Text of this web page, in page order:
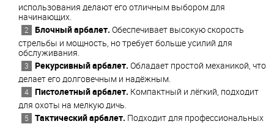
использования делают его отличным выбором для
начинающих.
Блочный арбалет. Обеспечивает высокую скорость
стрельбы и мощность, но требует больше усилий для
обслуживания.
Рекурсивный арбалет. Обладает простой механикой, что
делает его долговечным и надёжным.
Пистолетный арбалет. Компактный и лёгкий, подходит
для охоты на мелкую дичь.
Тактический арбалет. Подходит для профессиональных